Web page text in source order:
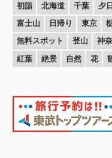
初詣
北海道 千葉 夕
富士山
日帰り 東京
無料スポット
登山 神奈
紅葉
絶景 自然 花